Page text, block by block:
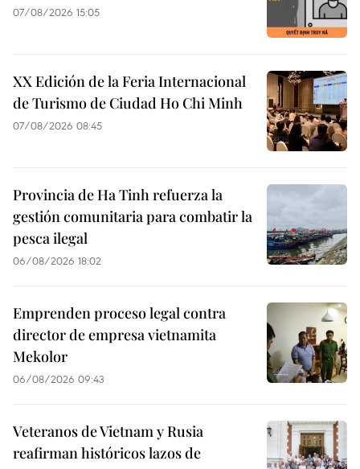
07/08/2026 15:05
XX Edición de la Feria Internacional
de Turismo de Ciudad Ho Chi Minh
07/08/2026 08:45
Provincia de Ha Tinh refuerza la
gestión comunitaria para combatir la
pesca ilegal
06/08/2026 18:02
Emprenden proceso legal contra
director de empresa vietnamita
Mekolor
06/08/2026 09:43
Veteranos de Vietnam y Rusia
reafirman históricos lazos de